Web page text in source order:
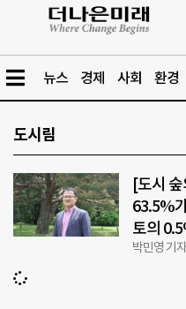
뉴스 경제 사회 환경
도시림
[도시
63.5%
토의
박민영 기자